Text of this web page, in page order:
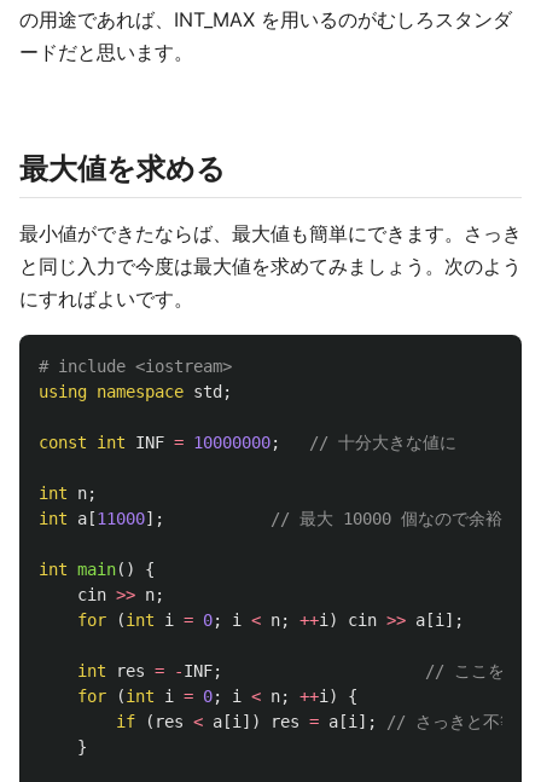
の用途であれば、INT_MAX を用いるのがむしろスタンダ
ードだと思います。
最大値を求める
最小値ができたならば、最大値も簡単にできます。さっき
と同じ入力で今度は最大値を求めてみましょう。次のよう
にすればよいです。
using namespace std ;
const int INF = 10000000; // 十分大きな値に
int n;
int
a [11000]; // 最大 10000 個なので余裕を
int main()
{
cin >> n;
for
(int i = 0; i < n; ++i ) cin >> a [i ];
int res = -INF;
// ここをマ
for
(int i = 0; i < n; ++i )
{
if
( res < a [i ]) res = a [i ];
// さっきと不等号
}